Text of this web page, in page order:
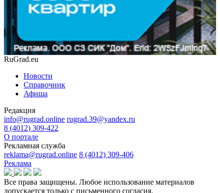
RuGrad.eu
Новости
Справочник
Афиша
Редакция
info@rugrad.online rugrad.39@yandex.ru
8 (4012) 309-422
О портале
Рекламная служба
reklama@rugrad.online 8 (4012) 309-406
Реклама
Все права защищены. Любое использование материалов
допускается только с письменного согласия.